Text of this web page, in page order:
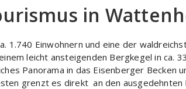
in
1.740 Einwohnern und eine der
leicht ansteigenden Bergkegel in ca.
Panorama in das Eisenberger Becken
grenzt es direkt an den